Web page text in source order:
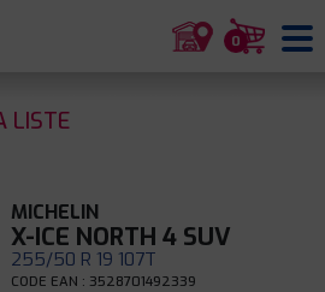
0
LISTE
MICHELIN
X-ICE NORTH 4 SUV
255/50 R 19 107T
CODE EAN : 3528701492339